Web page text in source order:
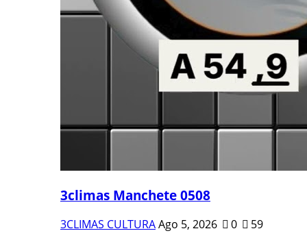
3climas Manchete 0508
3CLIMAS CULTURAAgo 5, 2026 0 59